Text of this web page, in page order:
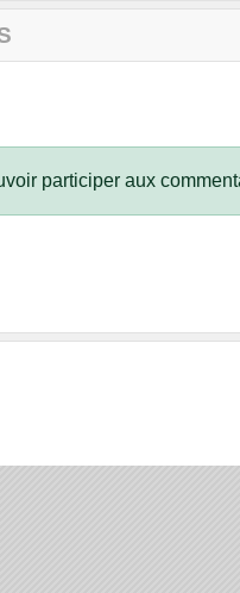
participer aux